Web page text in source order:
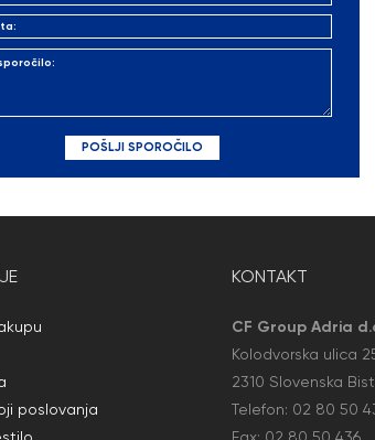
poslovanja
KONTAKT
CF Group Adria
Kolodvorska ulica
2310 Slovenska
Telefon: 02 80 50